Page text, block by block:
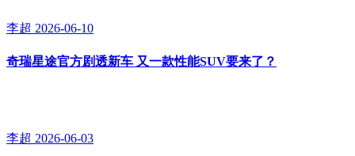
李超 2026-06-10
奇瑞星途官方剧透新车 又一款性能SUV要来了？
李超 2026-06-03